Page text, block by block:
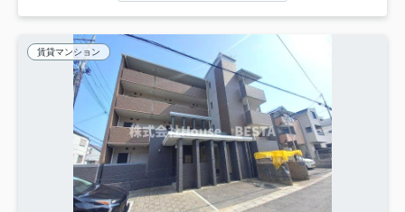
賃貸マンション